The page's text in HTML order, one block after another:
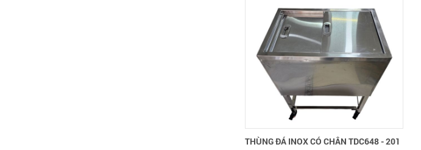
THÙNG ĐÁ INOX CÓ CHÂN TDC648 - 201